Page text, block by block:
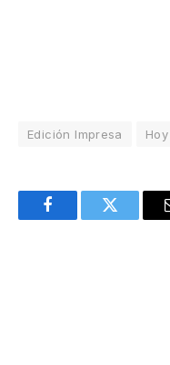
Edición Impresa Hoy
FacebookTwitter